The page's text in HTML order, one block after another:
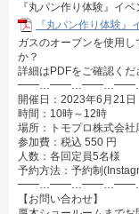
『丸パン作り体験』イベ
『丸パン作り体験』
ガスのオーブンを使用
か？
詳細はPDFをご確認くだ
開催日：2023年6月21日
時間：10時～12時
場所：トモプロ株式会
参加費：税込 550 円
人数：各回定員5名様
予約方法：予約制
【お問い合わせ】